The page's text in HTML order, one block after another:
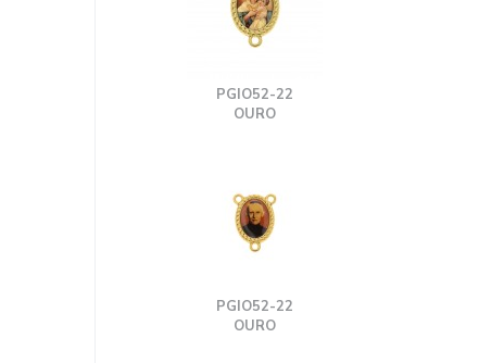
PGIO52-22
OURO
PGIO52-22
OURO